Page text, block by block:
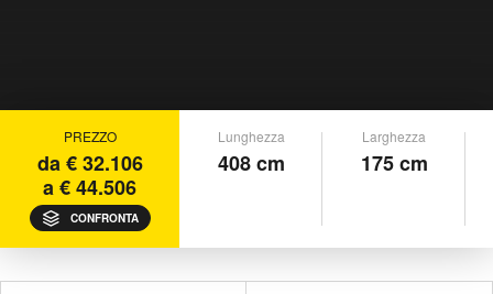
PREZZO
da € 32.106
a € 44.506
CONFRONTA
Lunghezza
408 cm
Larghezza
175 cm